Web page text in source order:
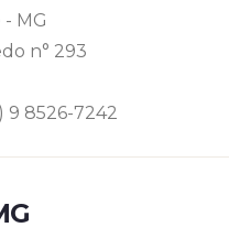
MG
n° 293
9 8526-7242